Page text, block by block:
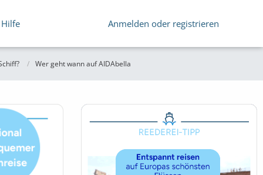
Hilfe Anmelden oder registrieren
Wer geht wann auf AIDAbella